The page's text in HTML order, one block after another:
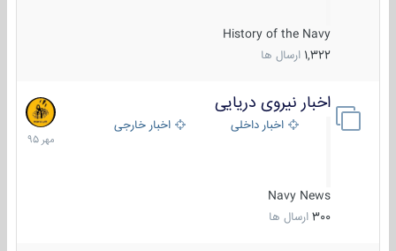
History of the Navy
1,322 ارسال ها
اخبار نیروی دریایی
اخبار داخلی اخبار خارجی
Navy News
300 ارسال ها
27
مهر
1395